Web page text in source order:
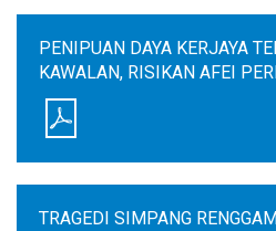
PENIPUAN DAYA KERJAYA
KAWALAN, RISIKAN AFEI
TRAGEDI SIMPANG